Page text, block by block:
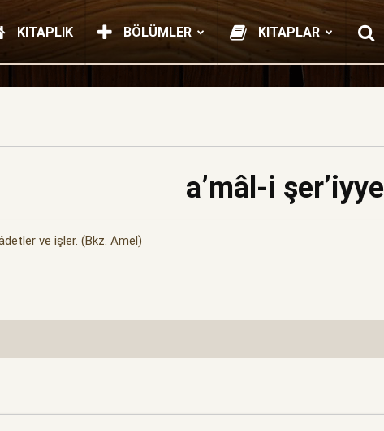
KITAPLIK BÖLÜMLER KITAPLAR
a’mâl-i şer’iyye
ve işler. (Bkz. Amel)